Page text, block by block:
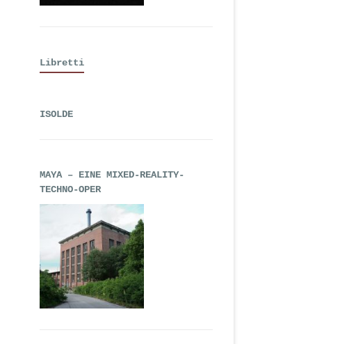
Libretti
ISOLDE
MAYA – EINE MIXED-REALITY-
TECHNO-OPER